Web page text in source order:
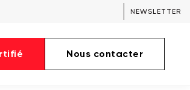
NEWSLETTER
Nous contacter